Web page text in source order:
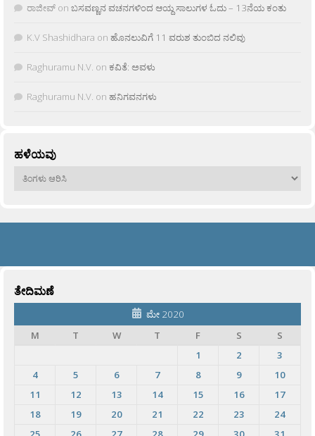
ರಾಜೀವ್ on ಬಸವಣ್ಣನ ವಚನಗಳಿಂದ ಆಯ್ದ ಸಾಲುಗಳ ಓದು – 13ನೆಯ ಕಂತು
K.V Shashidhara on ಹೊನಲುವಿಗೆ 11 ವರುಶ ತುಂಬಿದ ನಲಿವು
Raghuramu N.V. on ಕವಿತೆ: ಅವಳು
Raghuramu N.V. on ಹನಿಗವನಗಳು
ಹಳೆಯವು
ಹಳೆಯವು
ತೇದಿಮಣೆ
ಮೇ 2020
M
T W T F S
S
1
2
3
4
5 6 7 8 9
10
11
12 13 14 15 16
17
18
19 20 21 22 23
24